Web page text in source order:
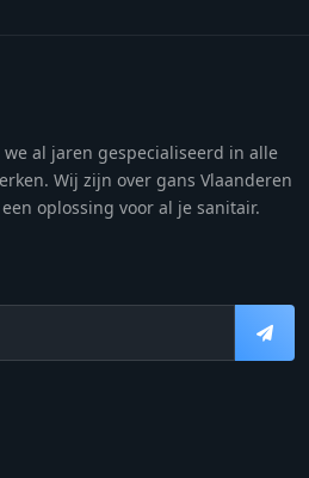
al jaren gespecialiseerd in alle
Wij zijn over gans Vlaanderen
oplossing voor al je sanitair.